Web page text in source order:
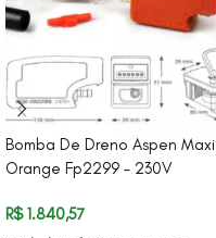
Bomba De Dreno Aspen Maxi
Orange Fp2299 – 230V
R$1.840,57